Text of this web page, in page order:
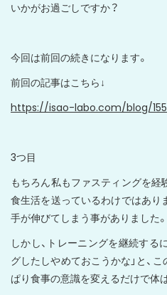
いかがお過ごしですか？
今回は前回の続きになります。
前回の記事はこちら↓
https://isao-labo.com/blog/
3つ目
もちろん私もファスティングを経
食生活を送っているわけではあり
手が伸びてしまう事がありました。
しかし、トレーニングを継続する
グしたしやめておこうかな」と、
ぱり食事の意識を変えるだけで体